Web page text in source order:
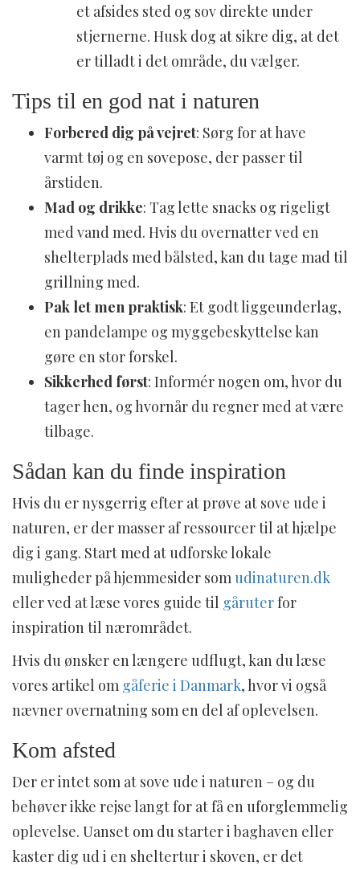
et afsides sted og sov direkte under
stjernerne. Husk dog at sikre dig, at det
er tilladt i det område, du vælger.
Tips til en god nat i naturen
Forbered dig på vejret: Sørg for at have
varmt tøj og en sovepose, der passer til
årstiden.
Mad og drikke: Tag lette snacks og rigeligt
med vand med. Hvis du overnatter ved en
shelterplads med bålsted, kan du tage mad til
grillning med.
Pak let men praktisk: Et godt liggeunderlag,
en pandelampe og myggebeskyttelse kan
gøre en stor forskel.
Sikkerhed først: Informér nogen om, hvor du
tager hen, og hvornår du regner med at være
tilbage.
Sådan kan du finde inspiration
Hvis du er nysgerrig efter at prøve at sove ude i
naturen, er der masser af ressourcer til at hjælpe
dig i gang. Start med at udforske lokale
muligheder på hjemmesider som udinaturen.dk
eller ved at læse vores guide til gåruterfor
inspiration til nærområdet.
Hvis du ønsker en længere udflugt, kan du læse
vores artikel om gåferie i Danmark, hvor vi også
nævner overnatning som en del af oplevelsen.
Kom afsted
Der er intet som at sove ude i naturen – og du
behøver ikke rejse langt for at få en uforglemmelig
oplevelse. Uanset om du starter i baghaven eller
kaster dig ud i en sheltertur i skoven, er det